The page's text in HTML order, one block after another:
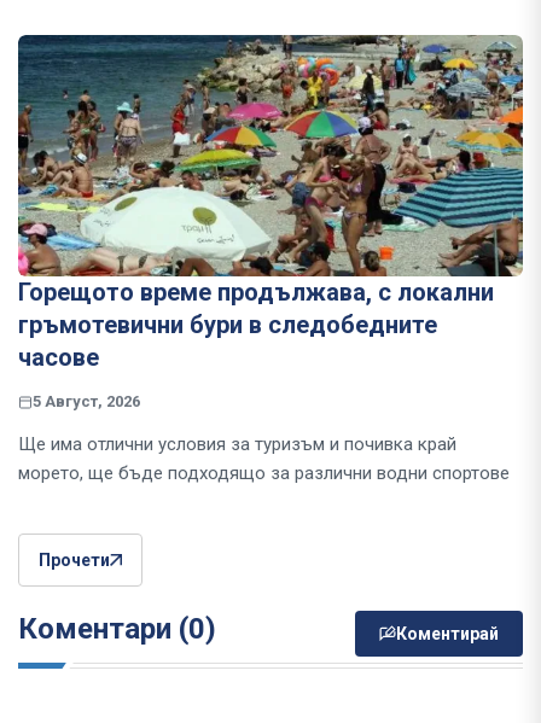
Горещото време продължава, с локални
гръмотевични бури в следобедните
часове
5 Август, 2026
Ще има отлични условия за туризъм и почивка край
морето, ще бъде подходящо за различни водни спортове
Прочети
Коментари (0) Коментирай